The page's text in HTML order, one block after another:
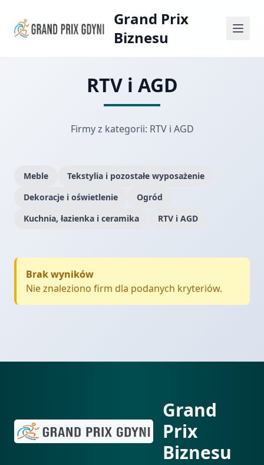
Grand Prix
Biznesu
RTV i AGD
Firmy z kategorii: RTV i AGD
Meble
Tekstylia i pozostałe wyposażenie
Dekoracje i oświetlenie
Ogród
Kuchnia, łazienka i ceramika
RTV i AGD
Brak wyników
Nie znaleziono firm dla podanych kryteriów.
Grand
Prix
Biznesu